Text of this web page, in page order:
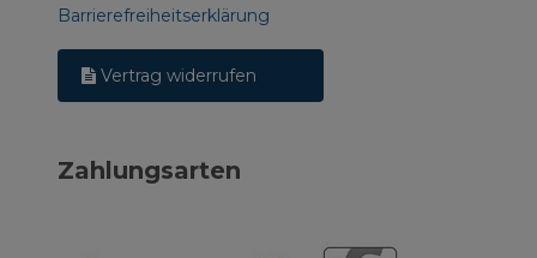
Barrierefreiheitserklärung
Vertrag widerrufen
Zahlungsarten